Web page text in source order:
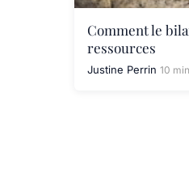
Comment le
ressources
Justine Perrin 10 min